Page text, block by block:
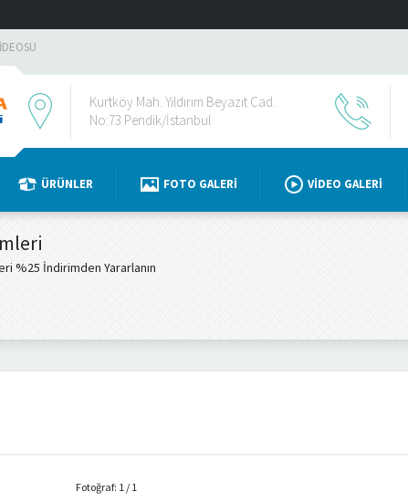
Kurtköy Mah. Yıldırım Beyazıt Cad.
No:73 Pendik/İstanbul
ÜRÜNLER FOTO GALERI VIDEO GALERI
%25 İndirimden Yararlanın
Fotoğraf: 1 / 1